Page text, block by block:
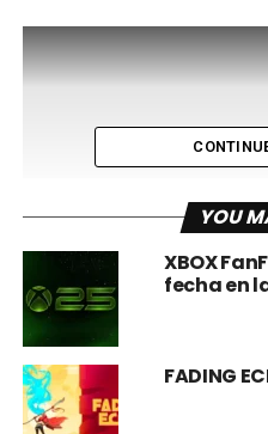
YOU
XBOX
fecha en
FADING